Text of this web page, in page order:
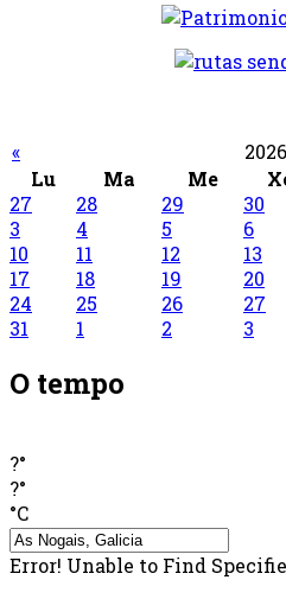
« 2026
Lu
Ma Me
27
28 29 30
3
4 5 6
10
11 12 13
17
18 19 20
24
25 26 27
31
1 2 3
O tempo
?°
?°
°C
Error! Unable to Find